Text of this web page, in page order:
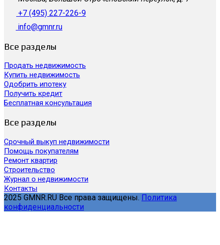
+7 (495) 227-226-9
info@gmnr.ru
Все разделы
Продать недвижимость
Купить недвижимость
Одобрить ипотеку
Получить кредит
Бесплатная консультация
Все разделы
Срочный выкуп недвижимости
Помощь покупателям
Ремонт квартир
Строительство
Журнал о недвижимости
Контакты
2025 GMNR.RU Все права защищены. Политика
конфиденциальности